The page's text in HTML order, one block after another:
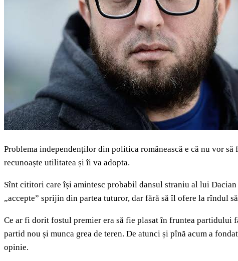
Problema independenților din politica românească e că nu vor
recunoaște utilitatea și îi va adopta.
Sînt cititori care își amintesc probabil dansul straniu al lui
„accepte” sprijin din partea tuturor, dar fără să îl ofere la rîndul
Ce ar fi dorit fostul premier era să fie plasat în fruntea partidului
partid nou și munca grea de teren. De atunci și pînă acum a
opinie.